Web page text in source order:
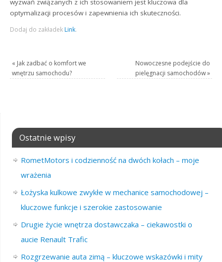
wyzwań związanych z ich stosowaniem jest kluczowa dla
optymalizacji procesów i zapewnienia ich skuteczności.
Dodaj do zakładek Link.
« Jak zadbać o komfort we
wnętrzu samochodu?
Nowoczesne podejście do
pielęgnacji samochodów»
Ostatnie wpisy
RometMotors i codzienność na dwóch kołach – moje
wrażenia
Łożyska kulkowe zwykłe w mechanice samochodowej –
kluczowe funkcje i szerokie zastosowanie
Drugie życie wnętrza dostawczaka – ciekawostki o
aucie Renault Trafic
Rozgrzewanie auta zimą – kluczowe wskazówki i mity